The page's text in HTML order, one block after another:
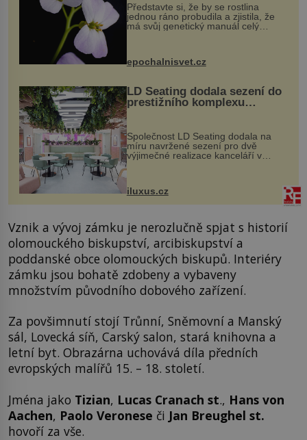
Představte si, že by se rostlina
jednou ráno probudila a zjistila, že
má svůj genetický manuál celý
vstupenka...
epochalnisvet.cz
LD Seating dodala sezení do
prestižního komplexu
MediaCityUK v Salfordu
Společnost LD Seating dodala na
míru navržené sezení pro dvě
výjimečné realizace kanceláří v
areálu MediaCityUK v anglickém
budov Media...
iluxus.cz
Vznik a vývoj zámku je nerozlučně spjat s historií
olomouckého biskupství, arcibiskupství a
poddanské obce olomouckých biskupů. Interiéry
zámku jsou bohatě zdobeny a vybaveny
množstvím původního dobového zařízení.
Za povšimnutí stojí Trůnní, Sněmovní a Manský
sál, Lovecká síň, Carský salon, stará knihovna a
letní byt. Obrazárna uchovává díla předních
evropských malířů 15. – 18. století.
Jména jako Tizian, Lucas Cranach st., Hans von
Aachen, Paolo Veronese či Jan Breughel st.
hovoří za vše.